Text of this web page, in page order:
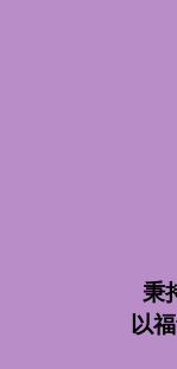
秉
以